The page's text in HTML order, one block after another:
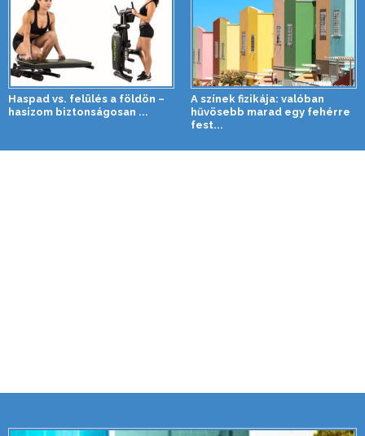
Haspad vs. felülés a földön –
hasizom biztonságosan ...
A színek fizikája: valóban
hűvösebb marad egy fehérre
fest...